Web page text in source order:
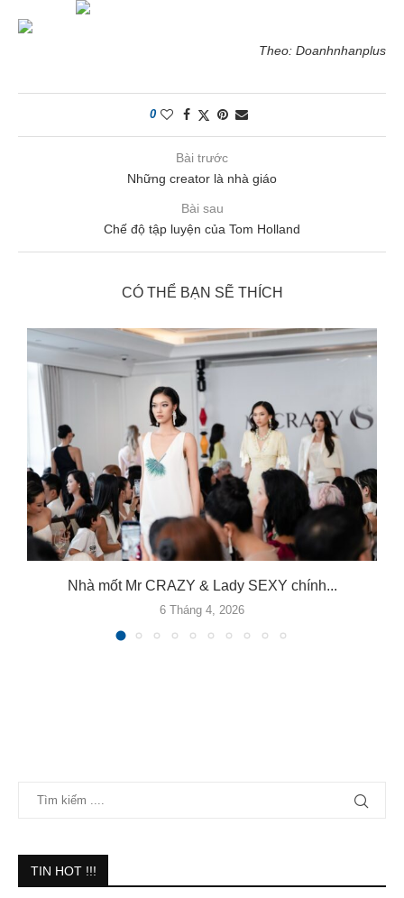
Theo: Doanhnhanplus
0
Bài trước
Những creator là nhà giáo
Bài sau
Chế độ tập luyện của Tom Holland
CÓ THỂ BẠN SẼ THÍCH
Nhà mốt Mr CRAZY & Lady SEXY chính...
6 Tháng 4, 2026
TIN HOT !!!